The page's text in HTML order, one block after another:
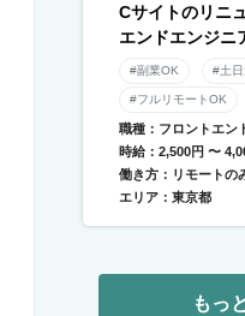
Cサイトのリニ
エンドエンジニ
ョン】
#副業OK #土
#フルリモートOK
職種：フロントエン
時給：2,500円 〜
働き方：リモートの
エリア：東京都
もっ